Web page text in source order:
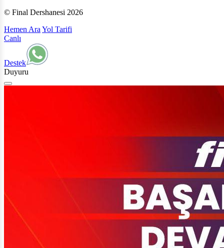
© Final Dershanesi 2026
Hemen Ara Yol Tarifi
Canlı
Destek
Duyuru